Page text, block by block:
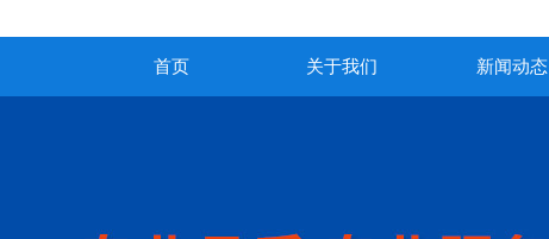
首页 关于我们 新闻动态